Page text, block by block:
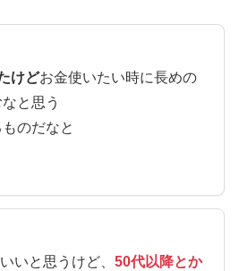
けどお金使いたい時に長めの
と思う
のだなと
いと思うけど、 50代以降とか